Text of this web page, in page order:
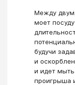
Между
моет
будучи
и
и идет
проигрыша